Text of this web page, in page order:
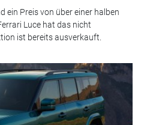
ein Preis von über einer halben
Luce hat das nicht
ist bereits ausverkauft.